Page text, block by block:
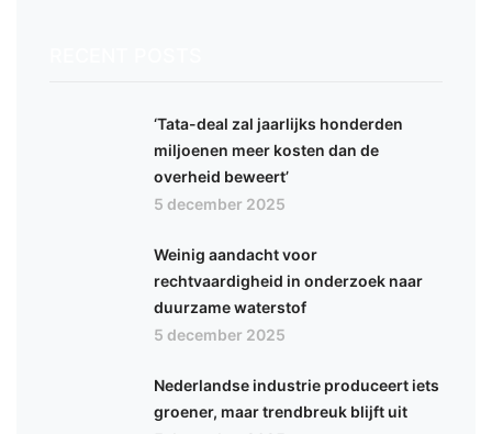
‘Tata-deal zal jaarlijks honderden
miljoenen meer kosten dan de
overheid beweert’
5 december 2025
Weinig aandacht voor
rechtvaardigheid in onderzoek naar
duurzame waterstof
5 december 2025
Nederlandse industrie produceert iets
groener, maar trendbreuk blijft uit